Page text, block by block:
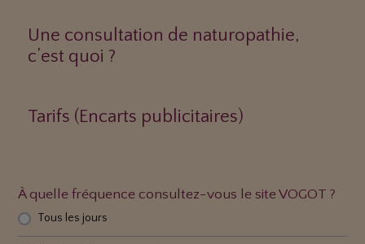
Une consultation de naturopathie,
c’est quoi ?
Tarifs (Encarts publicitaires)
À quelle fréquence consultez-vous le site VOGOT ?
Tous les jours